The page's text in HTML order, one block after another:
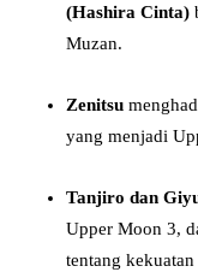
(Hashira Cinta)
Muzan.
Zenitsu
yang menjadi
Tanjiro dan
Upper Moon 3,
tentang kekuatan